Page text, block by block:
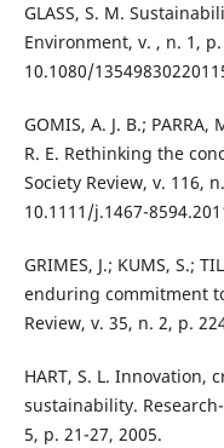
GLASS, S. M.
Environment, v. , n. 1,
10.1080/
GOMIS, A. J. B.; PARRA,
R. E. Rethinking the
Society Review, v. 116,
10.1111/j.1467-
GRIMES, J.; KUMS, S.;
enduring commitment
Review, v. 35, n. 2, p.
HART, S. L. Innovation,
sustainability.
5, p. 21-27, 2005.